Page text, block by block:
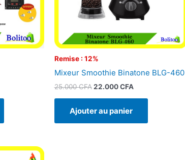
Remise : 12%
Mixeur Smoothie Binatone BLG-460
25.000CFA 22.000CFA
Ajouter au panier